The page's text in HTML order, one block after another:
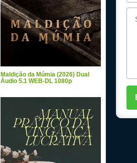
Maldição da Múmia (2026) Dual
Áudio 5.1 WEB-DL 1080p